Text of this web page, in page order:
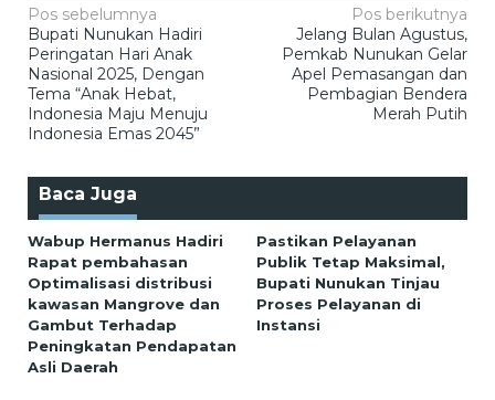
Navigasi
pos
Pos sebelumnya
Bupati Nunukan Hadiri
Peringatan Hari Anak
Nasional 2025, Dengan
Tema “Anak Hebat,
Indonesia Maju Menuju
Indonesia Emas 2045”
Pos berikutnya
Jelang Bulan Agustus,
Pemkab Nunukan Gelar
Apel Pemasangan dan
Pembagian Bendera
Merah Putih
Baca Juga
Wabup Hermanus Hadiri
Rapat pembahasan
Optimalisasi distribusi
kawasan Mangrove dan
Gambut Terhadap
Peningkatan Pendapatan
Asli Daerah
Pastikan Pelayanan
Publik Tetap Maksimal,
Bupati Nunukan Tinjau
Proses Pelayanan di
Instansi